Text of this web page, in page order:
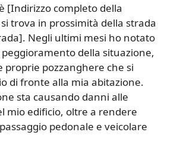
[Indirizzo completo della
trova in prossimità della strada
Negli ultimi mesi ho notato
della situazione,
proprie pozzanghere che si
di fronte alla mia abitazione.
sta causando danni alle
mio edificio, oltre a rendere
pedonale e veicolare